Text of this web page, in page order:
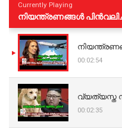
Currently Playing
നിയന്ത്രണങ്ങള്‍
00:02:54
വ്യത്യസ്ത
00:02:35